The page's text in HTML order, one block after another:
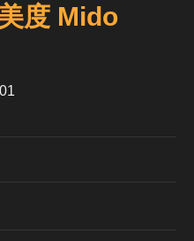
度 Mido